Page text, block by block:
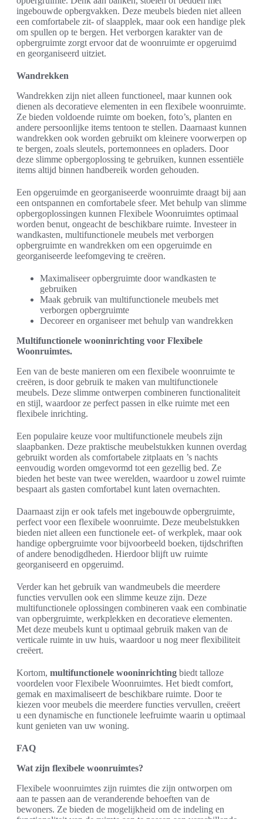
ingebouwde opbergvakken. Deze meubels bieden niet alleen
een comfortabele zit- of slaapplek, maar ook een handige plek
om spullen op te bergen. Het verborgen karakter van de
opbergruimte zorgt ervoor dat de woonruimte er opgeruimd
en georganiseerd uitziet.
Wandrekken
Wandrekken zijn niet alleen functioneel, maar kunnen ook
dienen als decoratieve elementen in een flexibele woonruimte.
Ze bieden voldoende ruimte om boeken, foto’s, planten en
andere persoonlijke items tentoon te stellen. Daarnaast kunnen
wandrekken ook worden gebruikt om kleinere voorwerpen op
te bergen, zoals sleutels, portemonnees en opladers. Door
deze slimme opbergoplossing te gebruiken, kunnen essentiële
items altijd binnen handbereik worden gehouden.
Een opgeruimde en georganiseerde woonruimte draagt bij aan
een ontspannen en comfortabele sfeer. Met behulp van slimme
opbergoplossingen kunnen Flexibele Woonruimtes optimaal
worden benut, ongeacht de beschikbare ruimte. Investeer in
wandkasten, multifunctionele meubels met verborgen
opbergruimte en wandrekken om een opgeruimde en
georganiseerde leefomgeving te creëren.
Maximaliseer opbergruimte door wandkasten te
gebruiken
Maak gebruik van multifunctionele meubels met
verborgen opbergruimte
Decoreer en organiseer met behulp van wandrekken
Multifunctionele wooninrichting voor Flexibele
Woonruimtes.
Een van de beste manieren om een flexibele woonruimte te
creëren, is door gebruik te maken van multifunctionele
meubels. Deze slimme ontwerpen combineren functionaliteit
en stijl, waardoor ze perfect passen in elke ruimte met een
flexibele inrichting.
Een populaire keuze voor multifunctionele meubels zijn
slaapbanken. Deze praktische meubelstukken kunnen overdag
gebruikt worden als comfortabele zitplaats en ’s nachts
eenvoudig worden omgevormd tot een gezellig bed. Ze
bieden het beste van twee werelden, waardoor u zowel ruimte
bespaart als gasten comfortabel kunt laten overnachten.
Daarnaast zijn er ook tafels met ingebouwde opbergruimte,
perfect voor een flexibele woonruimte. Deze meubelstukken
bieden niet alleen een functionele eet- of werkplek, maar ook
handige opbergruimte voor bijvoorbeeld boeken, tijdschriften
of andere benodigdheden. Hierdoor blijft uw ruimte
georganiseerd en opgeruimd.
Verder kan het gebruik van wandmeubels die meerdere
functies vervullen ook een slimme keuze zijn. Deze
multifunctionele oplossingen combineren vaak een combinatie
van opbergruimte, werkplekken en decoratieve elementen.
Met deze meubels kunt u optimaal gebruik maken van de
verticale ruimte in uw huis, waardoor u nog meer flexibiliteit
creëert.
Kortom, multifunctionele wooninrichting biedt talloze
voordelen voor Flexibele Woonruimtes. Het biedt comfort,
gemak en maximaliseert de beschikbare ruimte. Door te
kiezen voor meubels die meerdere functies vervullen, creëert
u een dynamische en functionele leefruimte waarin u optimaal
kunt genieten van uw woning.
FAQ
Wat zijn flexibele woonruimtes?
Flexibele woonruimtes zijn ruimtes die zijn ontworpen om
aan te passen aan de veranderende behoeften van de
bewoners. Ze bieden de mogelijkheid om de indeling en